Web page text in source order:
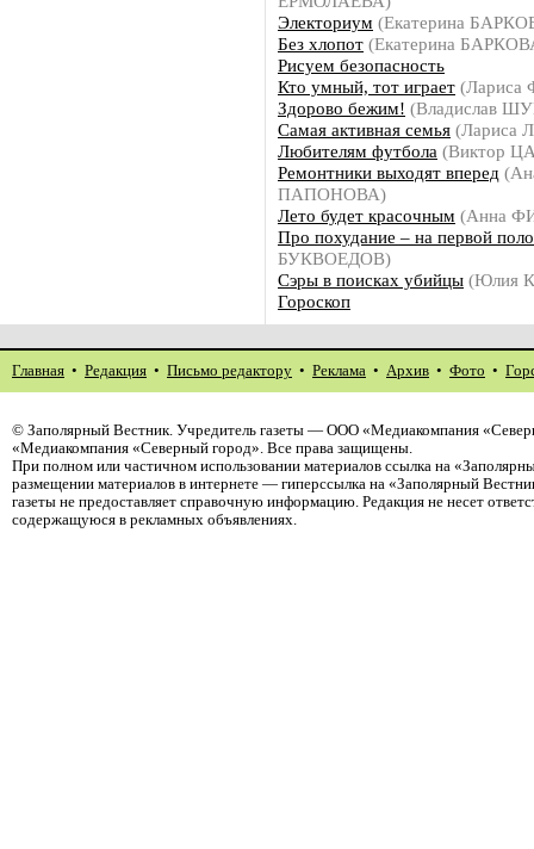
Электориум (Екатерина
Без хлопот (Екатерина
Рисуем безопасность
Кто умный, тот играет
Здорово бежим! (Владислав
Самая активная семья (Лариса
Любителям футбола (Виктор
Ремонтники выходят вперед
ПАПОНОВА)
Лето будет красочным (Анна
Про похудание – на первой
БУКВОЕДОВ)
Сэры в поисках убийцы (Юлия
Гороскоп
Главная • Редакция • Письмо редактору • Реклама • Архив • Фото •
© Заполярный Вестник. Учредитель газеты — ООО «Медиакомпания
«Медиакомпания «Северный город». Все права защищены.
При полном или частичном использовании материалов ссылка на
размещении материалов в интернете — гиперссылка на «Заполярный
газеты не предоставляет справочную информацию. Редакция не несет
содержащуюся в рекламных объявлениях.